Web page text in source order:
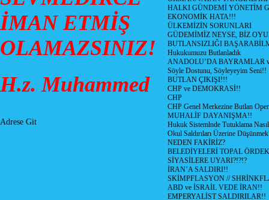
İMAN ETMİŞ
OLAMAZSINIZ!
H.z. Muhammed
Adrese Git
HALKI GÜNDEMİ YÖNETİM
EKONOMİK HATA!!!
ÜLKEMİZİN SORUNLARI
GÜDEMİMİZ NEYSE, BİZ
BUTLANSIZLIĞI
Hukukumuzu Butlanladık
ANADOLU’DA BAYRAMLAR
Söyle Dostunu, Söyleyeyim Seni!!
BUTLAN ÇIKIŞI!!!
CHP ve DEMOKRASİ!!
CHP
CHP Genel Merkezine Butlan
MUHALİF DAYANIŞMA!!
Hukuk Sistemlnde Tutuklama
Okul Saldırıları Üzerine
NEDEN FAKİRİZ?
BELEDİYELERİ TOPAL
SİYASİLERE UYARI?!?!?
İRAN’A SALDIRI!!
SKİMPFLASYON //
ABD ve İSRAİL VEDE İRAN!!
EMPERYALİST SALDIRILAR!!